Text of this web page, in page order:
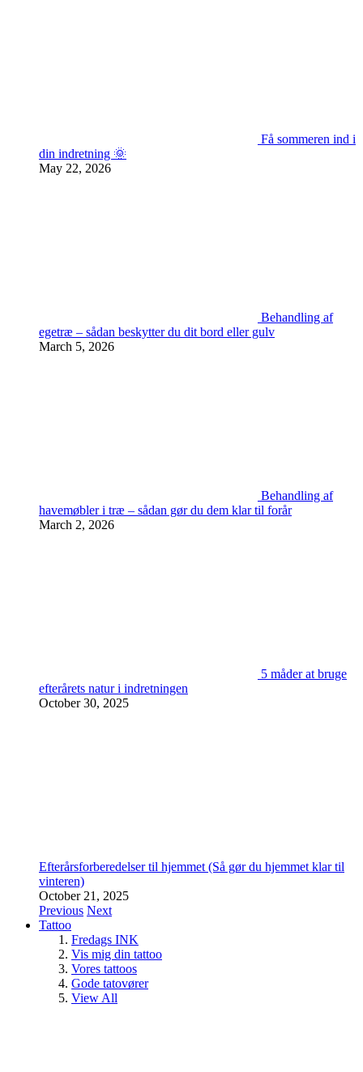
Få sommeren ind i
din indretning 🌞
May 22, 2026
Behandling af
egetræ – sådan beskytter du dit bord eller gulv
March 5, 2026
Behandling af
havemøbler i træ – sådan gør du dem klar til forår
March 2, 2026
5 måder at bruge
efterårets natur i indretningen
October 30, 2025
Efterårsforberedelser til hjemmet (Så gør du hjemmet klar til
vinteren)
October 21, 2025
Previous Next
Tattoo
Fredags INK
Vis mig din tattoo
Vores tattoos
Gode tatovører
View All